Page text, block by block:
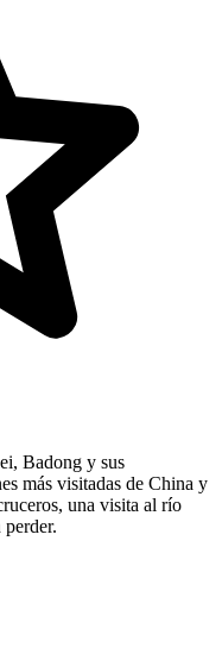
Badong y sus
más visitadas de China y
una visita al río
perder.